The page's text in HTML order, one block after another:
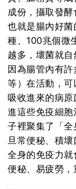
成份，攝取發
也就是腸內好
種、100兆個微
越多，壞菌就自
因為腸管內有
等）在活動，
吸收進來的病
進這些免疫細
子裡聚集了「
旦常便秘、積
全身的免疫力就
便秘、易疲勞